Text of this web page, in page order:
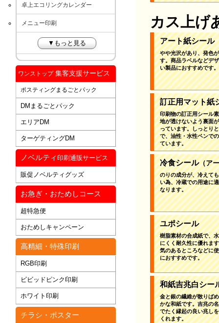
カス上げ
アート紙シール
やや光沢があり、発色
す。商品ラベルなどデ
い製品におすすめです。
訂正用マット紙
印刷物の訂正用シール
地が透けないよう裏面
っています。しっとり
で、油性・水性ペンで
ています。
冷食シール（ア
のりの成分が、冷えて
い為、冷蔵での用途に
なります。
ユポシール
樹脂素材の合成紙で、
にくく耐久性に優れま
気のあるところなどに
におすすめです。
和紙吉兆白シー
金と銀の繊維が散りば
かな和紙です。吉兆の
でたく縁起の良い兆し
くれます。
卓上エコリングカレンダー
メニュー印刷
▼もっと見る
ワンストップ集客支援サービス
ポスティングまるごとパック
DMまるごとパック
エリアDM
ターゲティングDM
ノベルティ 印刷通販サービス
販促ノベルティグッズ
お急ぎ・おためしコース
超特急便
おためしキャンペーン
高精細・特殊印刷
RGB印刷
ビビッドピンク印刷
ホワイト印刷
チラシ・ポスター